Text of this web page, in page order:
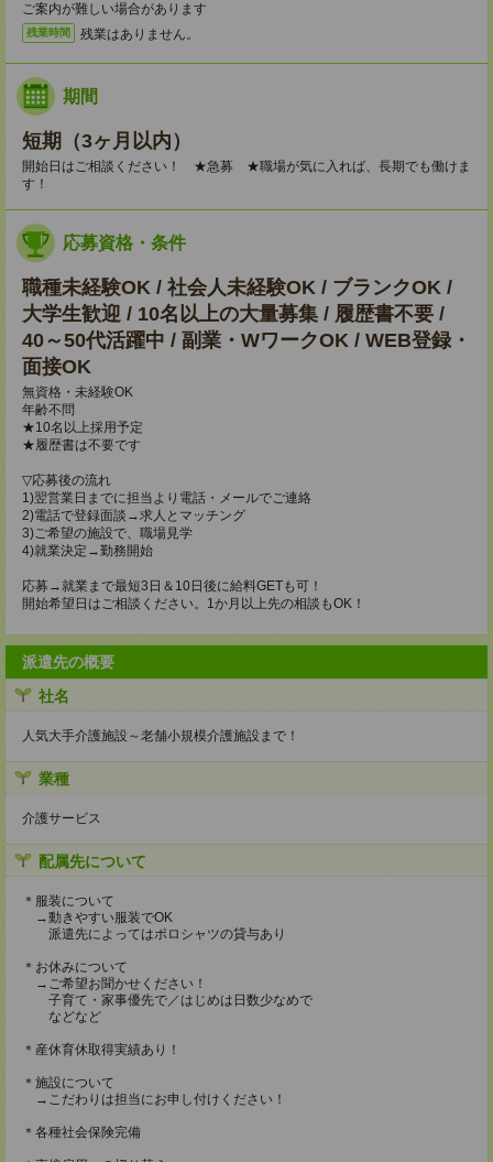
ご案内が難しい場合があります
残業時間 残業はありません。
期間
短期（3ヶ月以内）
開始日はご相談ください！ ★急募 ★職場が気に入れば、長期でも働けま
す！
応募資格・条件
職種未経験OK / 社会人未経験OK / ブランクOK /
大学生歓迎 / 10名以上の大量募集 / 履歴書不要 /
40～50代活躍中 / 副業・WワークOK / WEB登録・
面接OK
無資格・未経験OK
年齢不問
★10名以上採用予定
★履歴書は不要です
▽応募後の流れ
1)翌営業日までに担当より電話・メールでご連絡
2)電話で登録面談→求人とマッチング
3)ご希望の施設で、職場見学
4)就業決定→勤務開始
応募→就業まで最短3日＆10日後に給料GETも可！
開始希望日はご相談ください。1か月以上先の相談もOK！
派遣先の概要
社名
人気大手介護施設～老舗小規模介護施設まで！
業種
介護サービス
配属先について
＊服装について
→動きやすい服装でOK
派遣先によってはポロシャツの貸与あり
＊お休みについて
→ご希望お聞かせください！
子育て・家事優先で／はじめは日数少なめで
などなど
＊産休育休取得実績あり！
＊施設について
→こだわりは担当にお申し付けください！
＊各種社会保険完備